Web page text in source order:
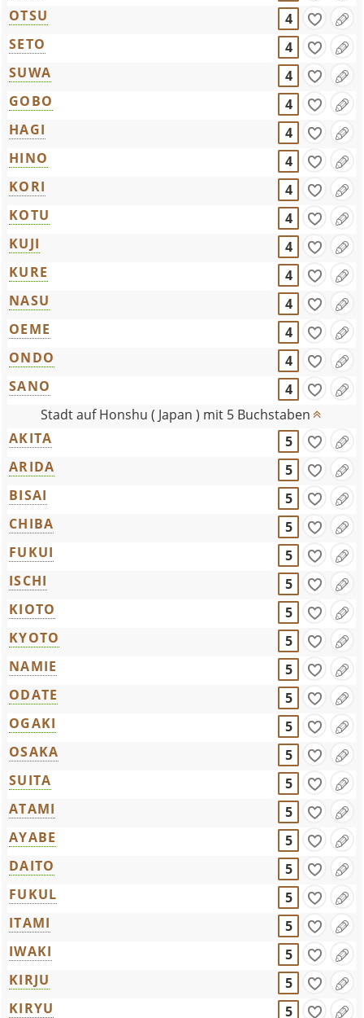
OTSU
4
SETO
4
SUWA
4
GOBO
4
HAGI
4
HINO
4
KORI
4
KOTU
4
KUJI
4
KURE
4
NASU
4
OEME
4
ONDO
4
SANO
4
Stadt auf Honshu ( Japan ) mit 5 Buchstaben
AKITA
5
ARIDA
5
BISAI
5
CHIBA
5
FUKUI
5
ISCHI
5
KIOTO
5
KYOTO
5
NAMIE
5
ODATE
5
OGAKI
5
OSAKA
5
SUITA
5
ATAMI
5
AYABE
5
DAITO
5
FUKUL
5
ITAMI
5
IWAKI
5
KIRJU
5
KIRYU
5